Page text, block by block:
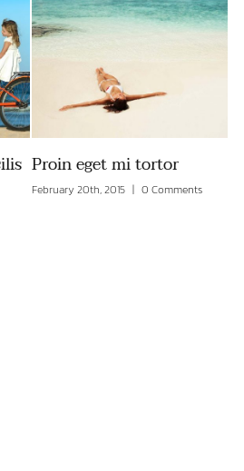
Duis malesi vivera rius
February 20th, 2015 0 Comments